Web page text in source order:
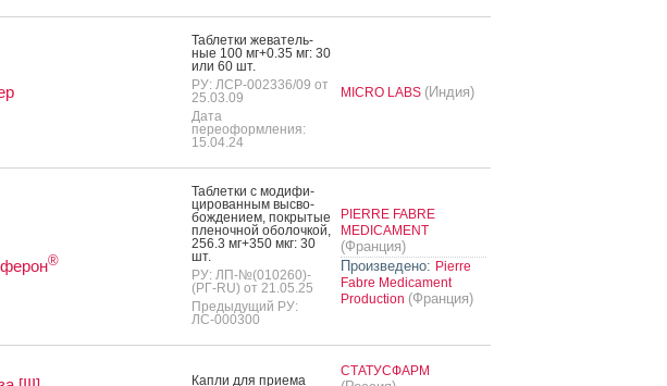
Таб­летки же­ватель­
ные 100 мг+0.35 мг: 30
или 60 шт.
РУ: ЛСР-002336/09 от
25.03.09
Дата
переоформления:
15.04.24
MICRO LABS (Индия)
®
Таб­летки с мо­дифи­
циро­ван­ным выс­во­
бож­де­ни­ем, пок­ры­тые
пле­ноч­ной обо­лоч­кой,
256.3 мг+350 мкг: 30
шт.
РУ: ЛП-№(010260)-
(РГ-RU) от 21.05.25
Предыдущий РУ:
ЛС-000300
PIERRE FABRE
MEDICAMENT
(Франция)
Произведено: Pierre
Fabre Medicament
Production (Франция)
Кап­ли для при­ема
СТАТУСФАРМ